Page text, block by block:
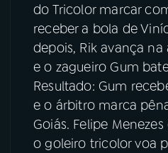
do Tricolor marcar
receber a bola de
depois, Rik avança
e o zagueiro Gum
Resultado: Gum
e o árbitro marca
Goiás. Felipe
o goleiro tricolor voa